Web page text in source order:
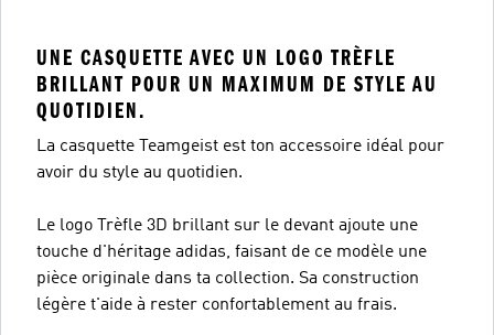
UNE CASQUETTE AVEC UN LOGO TRÈFLE
BRILLANT POUR UN MAXIMUM DE STYLE AU
QUOTIDIEN.
La casquette Teamgeist est ton accessoire idéal pour
avoir du style au quotidien.
Le logo Trèfle 3D brillant sur le devant ajoute une
touche d'héritage adidas, faisant de ce modèle une
pièce originale dans ta collection. Sa construction
légère t'aide à rester confortablement au frais.